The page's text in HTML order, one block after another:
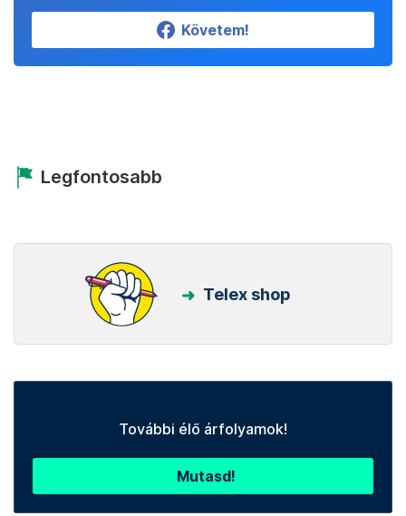
Követem!
Legfontosabb
Telex shop
További élő árfolyamok!
Mutasd!